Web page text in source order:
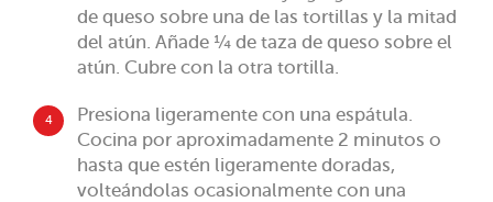
de queso sobre una de las tortillas y la mitad
del atún. Añade ¼ de taza de queso sobre el
atún. Cubre con la otra tortilla.
4
Presiona ligeramente con una espátula.
Cocina por aproximadamente 2 minutos o
hasta que estén ligeramente doradas,
volteándolas ocasionalmente con una